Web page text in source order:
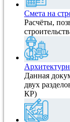
Смета на
Расчёты,
Данная
двух
КР)